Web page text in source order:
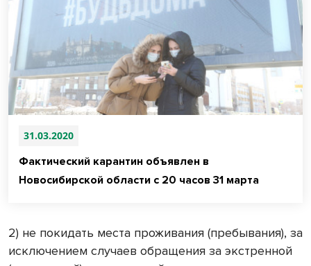
31.03.2020
Фактический карантин объявлен в
Новосибирской области с 20 часов 31 марта
2) не покидать места проживания (пребывания), за
исключением случаев обращения за экстренной